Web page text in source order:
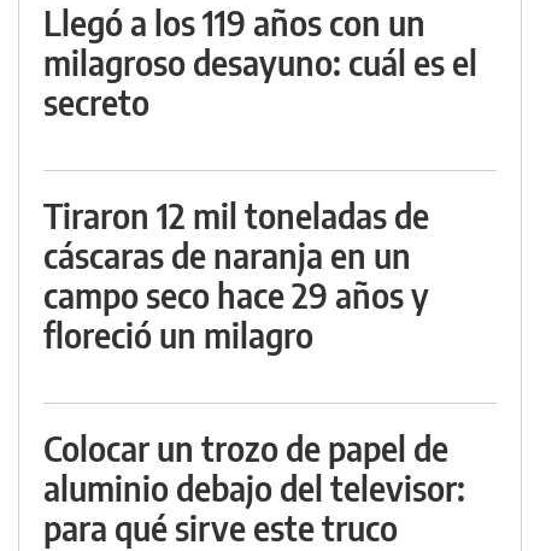
Llegó a los 119 años con un
milagroso desayuno: cuál es el
secreto
Tiraron 12 mil toneladas de
cáscaras de naranja en un
campo seco hace 29 años y
floreció un milagro
Colocar un trozo de papel de
aluminio debajo del televisor:
para qué sirve este truco